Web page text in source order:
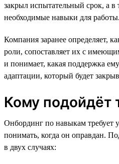
закрыл испытательный срок, а в
необходимые навыки для работы.
Компания заранее определяет,
роли, сопоставляет их с
и понимает, какая поддержка
адаптации, который будет
Кому подойдёт
Онбординг по навыкам требует
понимать, когда он оправдан.
в двух случаях: